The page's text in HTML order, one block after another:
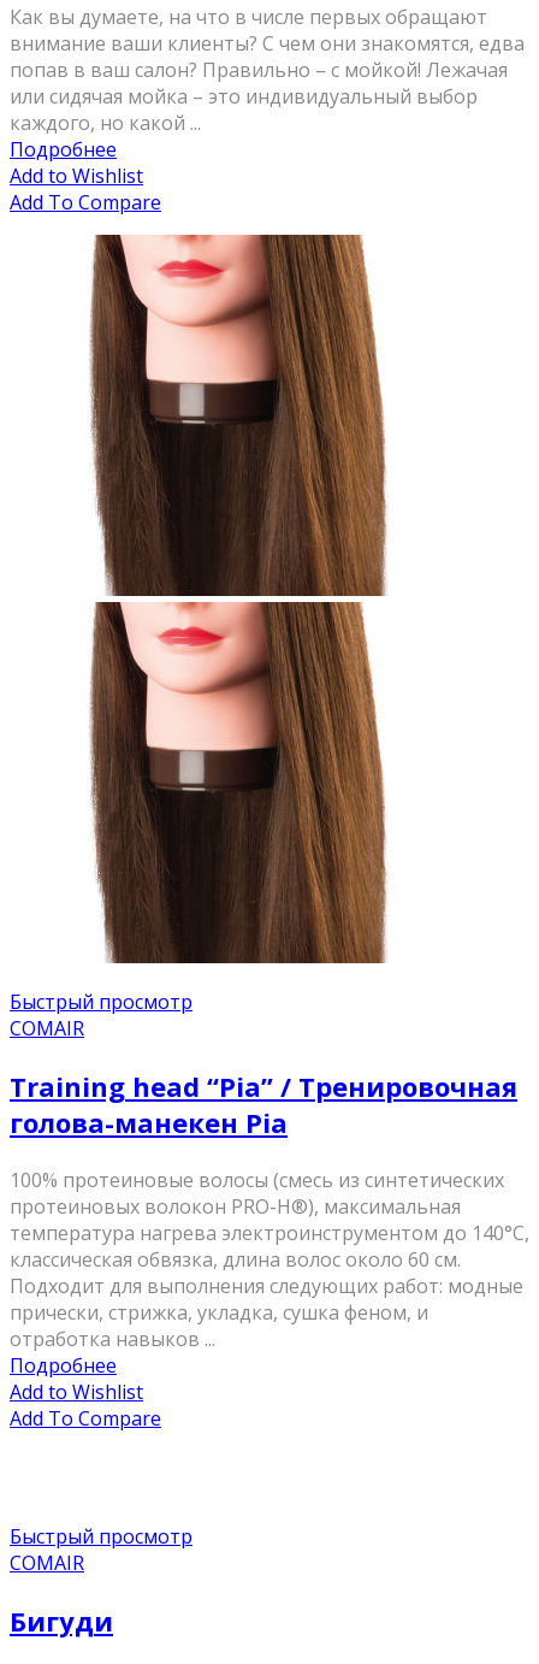
Как вы думаете, на что в числе первых обращают
внимание ваши клиенты? С чем они знакомятся, едва
попав в ваш салон? Правильно – с мойкой! Лежачая
или сидячая мойка – это индивидуальный выбор
каждого, но какой ...
Подробнее
Add to Wishlist
Add To Compare
Быстрый просмотр
COMAIR
Training head “Pia” / Tренирoвoчная
гoлoва-манекен Pia
100% протеиновые волосы (смесь из синтетических
протеиновых волокон PRO-H®), максимальная
температура нагрева электроинструментом до 140°C,
классическая обвязка, длина волос около 60 см.
Подходит для выполнения следующих работ: модные
прически, стрижка, укладка, сушка феном, и
отработка навыков ...
Подробнее
Add to Wishlist
Add To Compare
Быстрый просмотр
COMAIR
Бигуди